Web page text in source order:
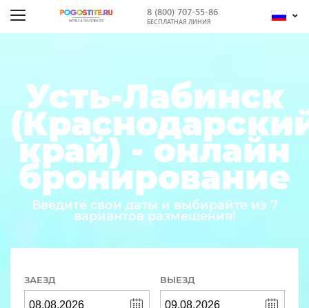
8 (800) 707-55-86
БЕСПЛАТНАЯ ЛИНИЯ
Усть-Лабинск
край) - онлайн
бронирование
Введите свои даты и выбирайте из 7
вариантов размещения!
ЗАЕЗД ВЫЕЗД